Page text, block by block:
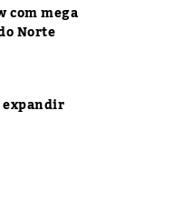
com mega
Norte